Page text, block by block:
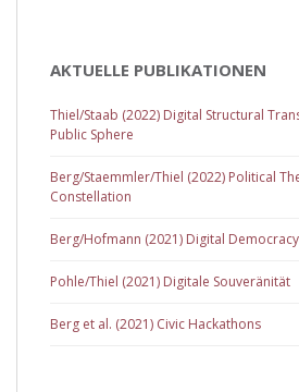
AKTUELLE PUBLIKATIONEN
Thiel/Staab (2022) Digital Structural
Public Sphere
Berg/Staemmler/Thiel (2022) Political
Constellation
Berg/Hofmann (2021) Digital Democracy
Pohle/Thiel (2021) Digitale Souveränität
Berg et al. (2021) Civic Hackathons